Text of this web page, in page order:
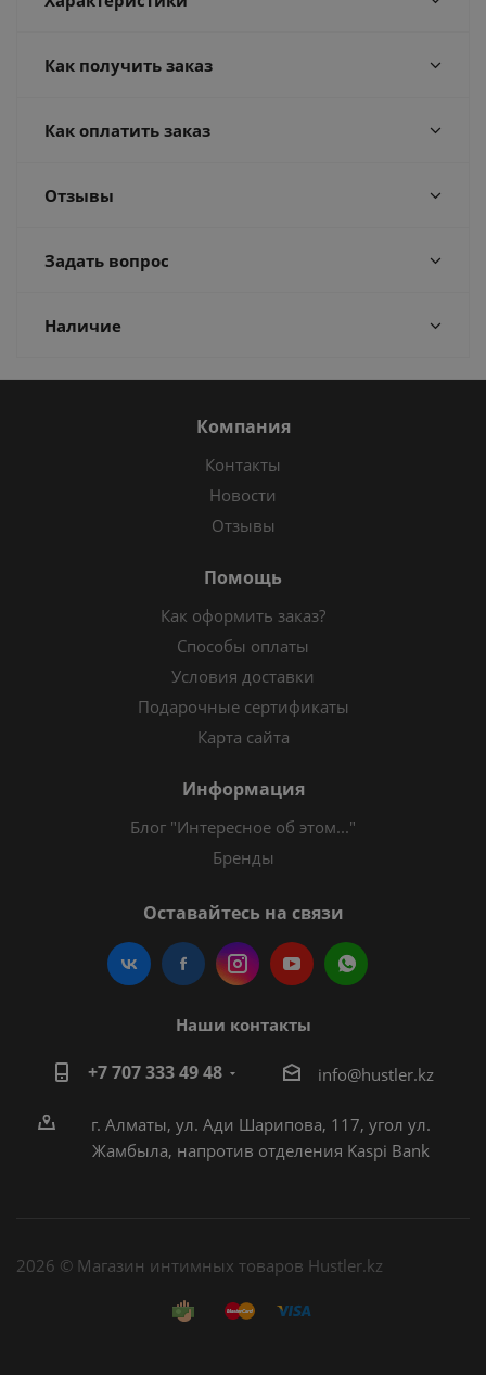
Как получить заказ
Как оплатить заказ
Отзывы
Задать вопрос
Наличие
Компания
Контакты
Новости
Отзывы
Помощь
Как оформить заказ?
Способы оплаты
Условия доставки
Подарочные сертификаты
Карта сайта
Информация
Блог "Интересное об этом..."
Бренды
Оставайтесь на связи
Наши контакты
+7 707 333 49 48 info@hustler.kz
г. Алматы, ул. Ади Шарипова, 117, угол ул.
Жамбыла, напротив отделения Kaspi Bank
2026 © Магазин интимных товаров Hustler.kz